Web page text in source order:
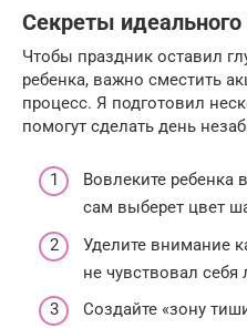
Секреты
Чтобы праздник оставил
ребенка, важно сместить
процесс. Я подготовил
помогут сделать день
Вовлеките ребенка
сам выберет цвет
Уделите внимание
не чувствовал
Создайте «зону